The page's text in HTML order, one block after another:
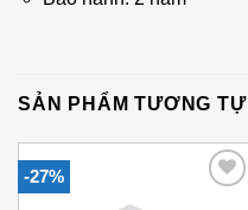
SẢN PHẨM TƯƠNG TỰ
-27%